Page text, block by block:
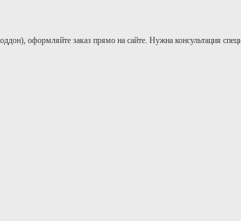
оформляйте заказ прямо на сайте. Нужна консультация